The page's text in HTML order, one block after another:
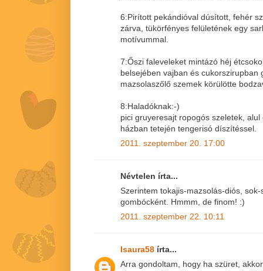
6:Pirított pekándióval dúsított, fehér
zárva, tükörfényes felületének egy
motívummal.
7:Őszi faleveleket mintázó héj
belsejében vajban és cukorszirupban
mazsolaszőlő szemek körülötte
8:Haladóknak:-)
pici gruyeresajt ropogós szeletek,
házban tetején tengerisó díszítéssel.
2011. szeptember 20. 17:00
Névtelen írta...
Szerintem tokajis-mazsolás-diós,
gombócként. Hmmm, de finom! :)
2011. szeptember 22. 10:11
Isaura58 írta...
Arra gondoltam, hogy ha szüret,